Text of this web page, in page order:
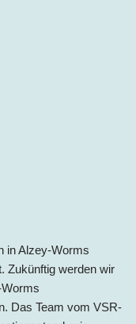
in Alzey-Worms
Zukünftig werden wir
Das Team vom VSR-